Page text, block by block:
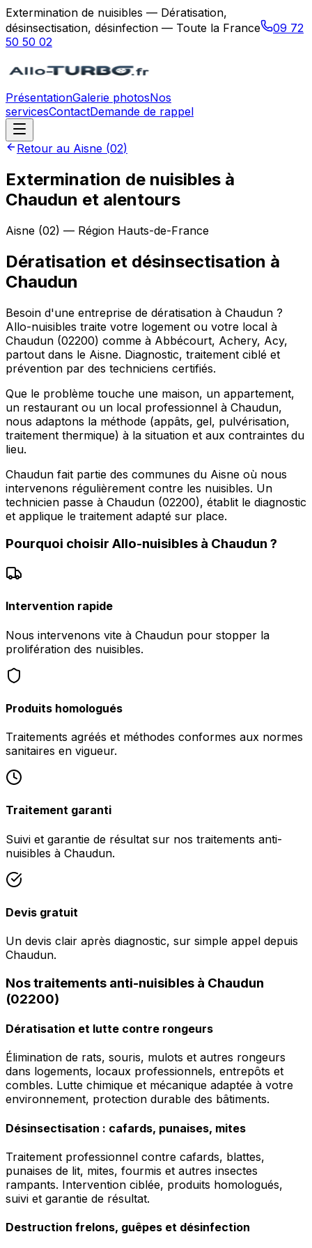
Extermination de nuisibles — Dératisation,
désinsectisation, désinfection — Toute la France
09 72
50 50 02
PrésentationGalerie photosNos
servicesContactDemande de rappel
Retour au Aisne (02)
Extermination de nuisibles à
Chaudun et alentours
Aisne (02) — Région Hauts-de-France
Dératisation et désinsectisation à
Chaudun
Besoin d'une entreprise de dératisation à Chaudun ?
Allo-nuisibles traite votre logement ou votre local à
Chaudun (02200) comme à Abbécourt, Achery, Acy,
partout dans le Aisne. Diagnostic, traitement ciblé et
prévention par des techniciens certifiés.
Que le problème touche une maison, un appartement,
un restaurant ou un local professionnel à Chaudun,
nous adaptons la méthode (appâts, gel, pulvérisation,
traitement thermique) à la situation et aux contraintes du
lieu.
Chaudun fait partie des communes du Aisne où nous
intervenons régulièrement contre les nuisibles. Un
technicien passe à Chaudun (02200), établit le diagnostic
et applique le traitement adapté sur place.
Pourquoi choisir Allo-nuisibles à Chaudun ?
Intervention rapide
Nous intervenons vite à Chaudun pour stopper la
prolifération des nuisibles.
Produits homologués
Traitements agréés et méthodes conformes aux normes
sanitaires en vigueur.
Traitement garanti
Suivi et garantie de résultat sur nos traitements anti-
nuisibles à Chaudun.
Devis gratuit
Un devis clair après diagnostic, sur simple appel depuis
Chaudun.
Nos traitements anti-nuisibles à Chaudun
(02200)
Dératisation et lutte contre rongeurs
Élimination de rats, souris, mulots et autres rongeurs
dans logements, locaux professionnels, entrepôts et
combles. Lutte chimique et mécanique adaptée à votre
environnement, protection durable des bâtiments.
Désinsectisation : cafards, punaises, mites
Traitement professionnel contre cafards, blattes,
punaises de lit, mites, fourmis et autres insectes
rampants. Intervention ciblée, produits homologués,
suivi et garantie de résultat.
Destruction frelons, guêpes et désinfection